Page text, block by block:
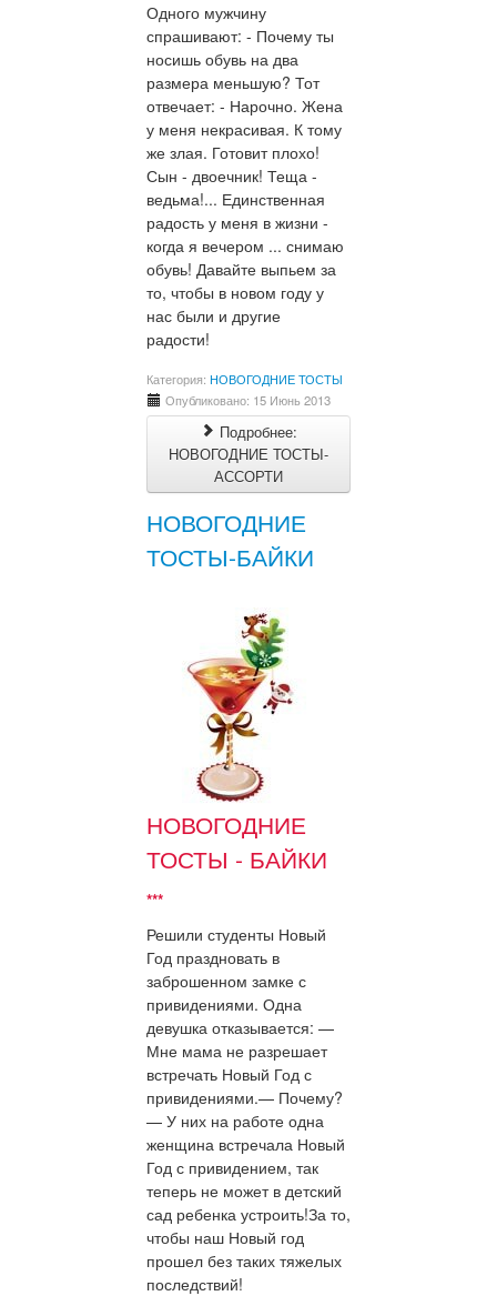
Одного мужчину
спрашивают: - Почему ты
носишь обувь на два
размера меньшую? Тот
отвечает: - Нарочно. Жена
у меня некрасивая. К тому
же злая. Готовит плохо!
Сын - двоечник! Теща -
ведьма!... Единственная
радость у меня в жизни -
когда я вечером ... снимаю
обувь! Давайте выпьем за
то, чтобы в новом году у
нас были и другие
радости!
Категория: НОВОГОДНИЕ ТОСТЫ
Опубликовано: 15 Июнь 2013
Подробнее:
НОВОГОДНИЕ ТОСТЫ-
АССОРТИ
НОВОГОДНИЕ
ТОСТЫ-БАЙКИ
НОВОГОДНИЕ
ТОСТЫ - БАЙКИ
***
Решили студенты Новый
Год праздновать в
заброшенном замке с
привидениями. Одна
девушка отказывается: —
Мне мама не разрешает
встречать Новый Год с
привидениями.— Почему?
— У них на работе одна
женщина встречала Новый
Год с привидением, так
теперь не может в детский
сад ребенка устроить!За то,
чтобы наш Новый год
прошел без таких тяжелых
последствий!